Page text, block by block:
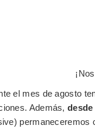
sobre su proyecto?
S.C. En ningún caso
de Pinbro
el mes de agosto
Además,desde
permaneceremos